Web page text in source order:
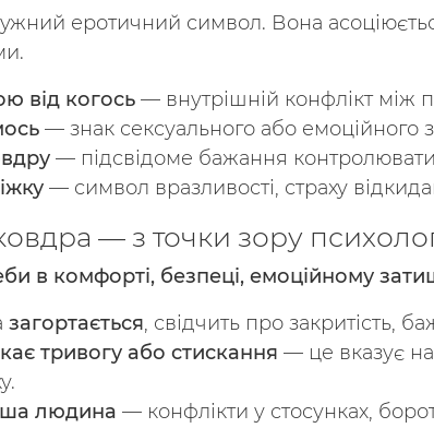
еротичний символ. Вона
від когось — внутрішній конфлікт між
— знак сексуального або емоційного
— підсвідоме бажання
— символ вразливості, страху
— з точки зору
в комфорті, безпеці, емоційному
загортається, свідчить про закритість,
тривогу або стискання — це вказує на
людина — конфлікти у стосунках,